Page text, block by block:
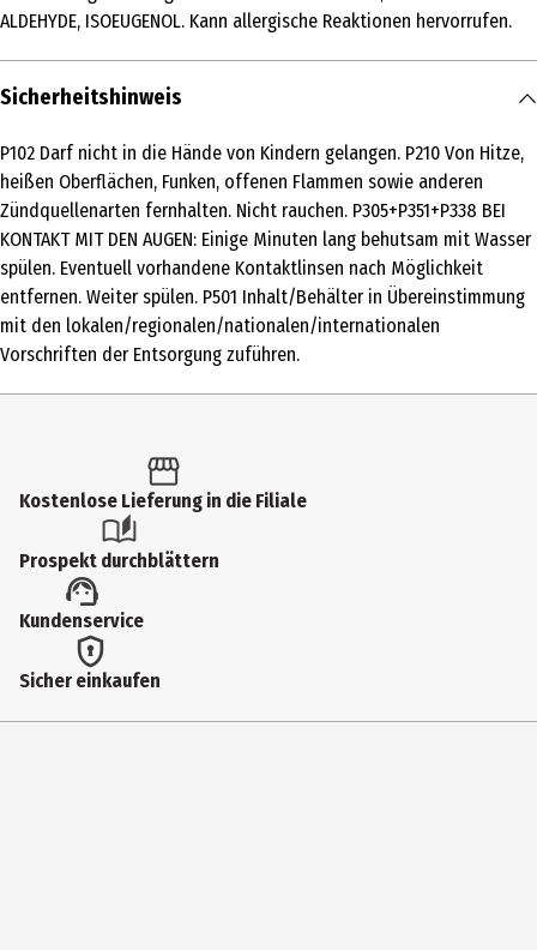
TRIMETHYL-1- CYCLOHEXE- NYLBUTAN-2- ONE, ISOEUGENOL, Ethanol,
ISOEUGENOL
Hersteller
Herstelleradresse
Martin-Kremmer-Straße 14, 45327 Essen
Kontaktmöglichkeit
contact@bolsius.com
ALDEHYDE, ISOEUGENOL. Kann allergische Reaktionen hervorrufen.
Sicherheitshinweis
P102 Darf nicht in die Hände von Kindern gelangen. P210 Von Hitze,
heißen Oberflächen, Funken, offenen Flammen sowie anderen
Zündquellenarten fernhalten. Nicht rauchen. P305+P351+P338 BEI
KONTAKT MIT DEN AUGEN: Einige Minuten lang behutsam mit Wasser
spülen. Eventuell vorhandene Kontaktlinsen nach Möglichkeit
entfernen. Weiter spülen. P501 Inhalt/Behälter in Übereinstimmung
mit den lokalen/regionalen/nationalen/internationalen
Vorschriften der Entsorgung zuführen.
Kostenlose Lieferung in die Filiale
Prospekt durchblättern
Kundenservice
Sicher einkaufen